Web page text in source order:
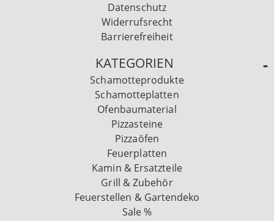
Datenschutz
Widerrufsrecht
Barrierefreiheit
KATEGORIEN
Schamotteprodukte
Schamotteplatten
Ofenbaumaterial
Pizzasteine
Pizzaöfen
Feuerplatten
Kamin & Ersatzteile
Grill & Zubehör
Feuerstellen & Gartendeko
Sale %